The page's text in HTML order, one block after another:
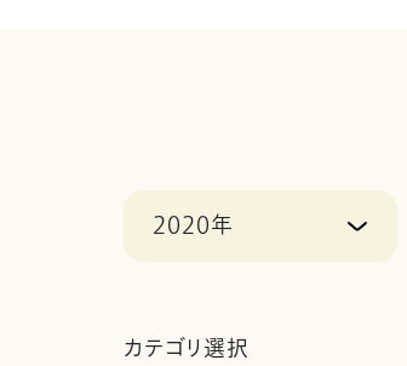
2020年
カテゴリ選択